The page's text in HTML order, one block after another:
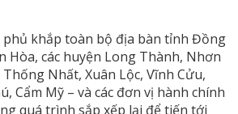
phủ khắp toàn bộ địa bàn tỉnh Đồng
Hòa, các huyện Long Thành, Nhơn
Nhất, Xuân Lộc, Vĩnh Cửu,
Cẩm Mỹ – và các đơn vị hành chính
quá trình sắp xếp lại để tiến tới